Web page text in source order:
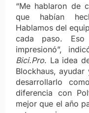
“Me hablaron de
que habían
Hablamos del
cada paso.
impresionó”,
Bici.Pro. La idea
Blockhaus,
desarrollarlo
diferencia con
mejor que el año